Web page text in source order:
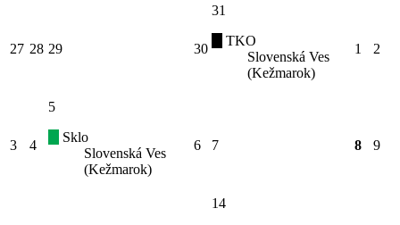
27 28 29 30
31
TKO
Slovenská Ves
(Kežmarok)
1 2
3 4
5
Sklo
Slovenská Ves
(Kežmarok)
6 7 8 9
14